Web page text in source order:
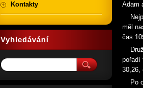
Adam
měl
čas
pořadí
30,26,
Po
Kontakty
Vyhledávání